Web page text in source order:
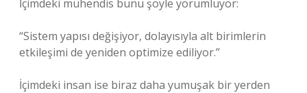
İçimdeki mühendis bunu şöyle yorumluyor:
“Sistem yapısı değişiyor, dolayısıyla alt birimlerin
etkileşimi de yeniden optimize ediliyor.”
İçimdeki insan ise biraz daha yumuşak bir yerden